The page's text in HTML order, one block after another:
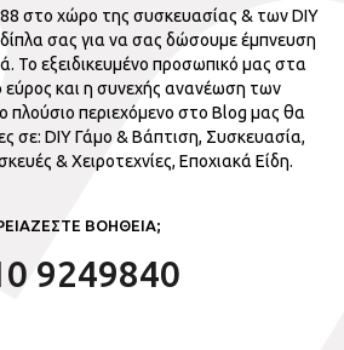
στο χώρο της συσκευασίας & των DIY
σας για να σας δώσουμε έμπνευση
Το εξειδικευμένο προσωπικό μας στα
και η συνεχής ανανέωση των
πλούσιο περιεχόμενο στο Blog μας θα
σε: DIY Γάμο & Βάπτιση, Συσκευασία,
& Χειροτεχνίες, Εποχιακά Είδη.
ΒΟΗΘΕΙΑ;
9249840